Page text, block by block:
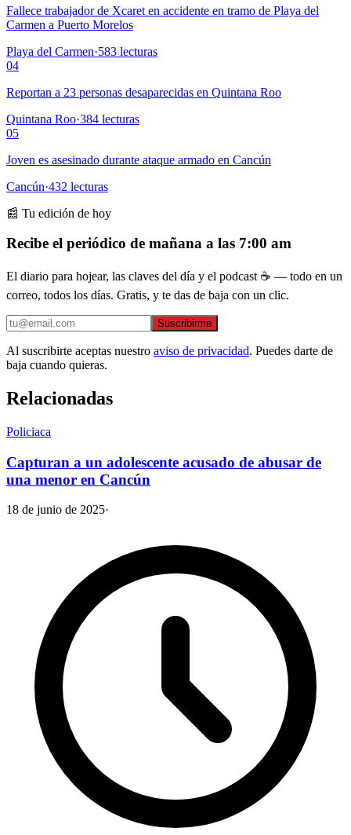
Fallece trabajador de Xcaret en accidente en tramo de Playa del
Carmen a Puerto Morelos
Playa del Carmen·583 lecturas
04
Reportan a 23 personas desaparecidas en Quintana Roo
Quintana Roo·384 lecturas
05
Joven es asesinado durante ataque armado en Cancún
Cancún·432 lecturas
📰 Tu edición de hoy
Recibe el periódico de mañana a las 7:00 am
El diario para hojear, las claves del día y el podcast ☕ — todo en un
correo, todos los días. Gratis, y te das de baja con un clic.
Suscribirme
Al suscribirte aceptas nuestro aviso de privacidad. Puedes darte de
baja cuando quieras.
Relacionadas
Policiaca
Capturan a un adolescente acusado de abusar de
una menor en Cancún
18 de junio de 2025·